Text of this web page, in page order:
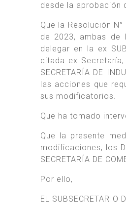
desde la aprobación
Que la Resolución
de 2023, ambas de
delegar en la ex
citada ex Secretaría,
SECRETARÍA DE
las acciones que
sus modificatorios.
Que ha tomado
Que la presente
modificaciones, los
SECRETARÍA DE
Por ello,
EL SUBSECRETARIO